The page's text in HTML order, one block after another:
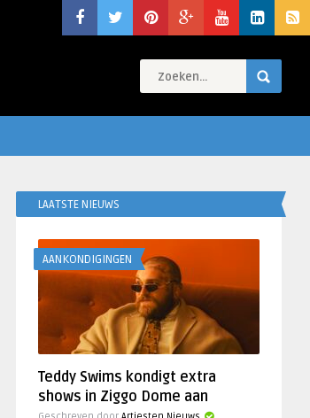
LAATSTE NIEUWS
AANKONDIGINGEN
Teddy Swims kondigt extra
shows in Ziggo Dome aan